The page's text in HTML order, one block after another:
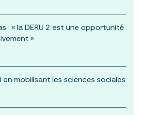
: « la DERU 2 est une opportunité
»
en mobilisant les sciences sociales